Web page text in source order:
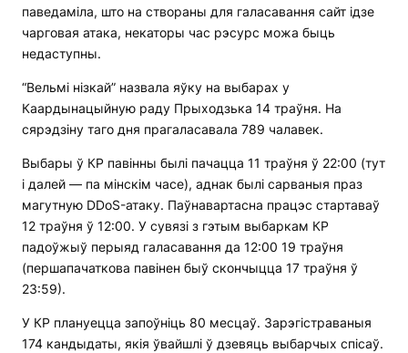
паведаміла, што на створаны для галасавання сайт ідзе
чарговая атака, некаторы час рэсурс можа быць
недаступны.
“Вельмі нізкай” назвала яўку на выбарах у
Каардынацыйную раду Прыходзька 14 траўня. На
сярэдзіну таго дня прагаласавала 789 чалавек.
Выбары ў КР павінны былі пачацца 11 траўня ў 22:00 (тут
і далей — па мінскім часе), аднак былі сарваныя праз
магутную DDoS-атаку. Паўнавартасна працэс стартаваў
12 траўня ў 12:00. У сувязі з гэтым выбаркам КР
падоўжыў перыяд галасавання да 12:00 19 траўня
(першапачаткова павінен быў скончыцца 17 траўня ў
23:59).
У КР плануецца запоўніць 80 месцаў. Зарэгістраваныя
174 кандыдаты, якія ўвайшлі ў дзевяць выбарчых спісаў.